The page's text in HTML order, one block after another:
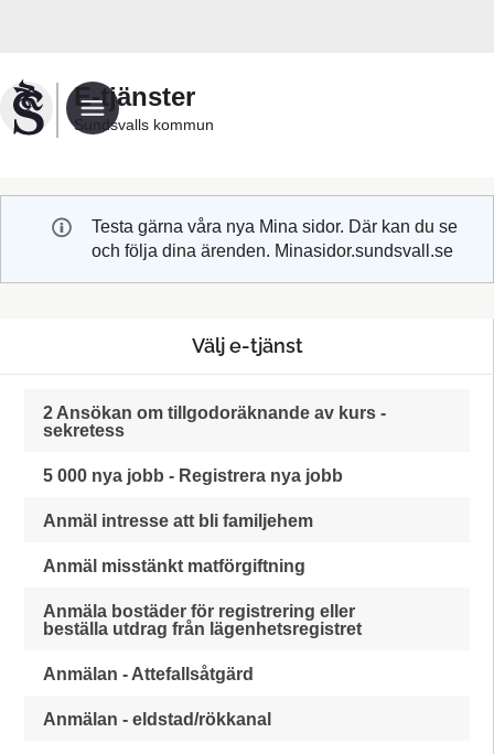
Sundsvalls
kommuns
e-
E-tjänster
Sundsvalls kommun
Testa gärna våra nya Mina sidor. Där kan du se
och följa dina ärenden. Minasidor.sundsvall.se
Välj e-tjänst
2 Ansökan om tillgodoräknande av kurs -
sekretess
5 000 nya jobb - Registrera nya jobb
Anmäl intresse att bli familjehem
Anmäl misstänkt matförgiftning
Anmäla bostäder för registrering eller
beställa utdrag från lägenhetsregistret
Anmälan - Attefallsåtgärd
Anmälan - eldstad/rökkanal